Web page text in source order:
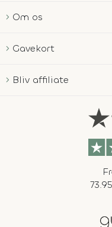
Om os
Gavekort
Bliv affiliate